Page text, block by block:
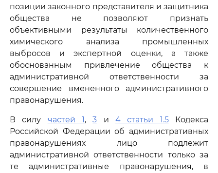
позиции законного представителя и защитника
общества не позволяют признать
объективными результаты количественного
химического анализа промышленных
выбросов и экспертной оценки, а также
обоснованным привлечение общества к
административной ответственности за
совершение вмененного административного
правонарушения.
В силу частей 1,3 и4 статьи 1.5Кодекса
Российской Федерации об административных
правонарушениях лицо подлежит
административной ответственности только за
те административные правонарушения, в